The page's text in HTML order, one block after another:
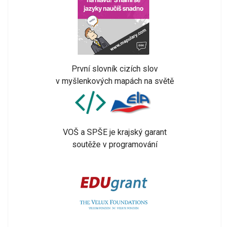
První slovník cizích slov
v myšlenkových mapách na světě
VOŠ a SPŠE je krajský garant
soutěže v programování